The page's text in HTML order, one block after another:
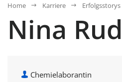
Home Karriere Erfolgsstorys
Nina
Chemielaborantin